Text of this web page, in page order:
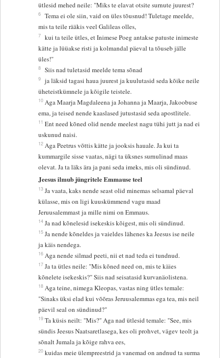
ütlesid mehed neile: "Miks te elavat otsite surnute juurest?
6 Tema ei ole siin, vaid on üles tõusnud! Tuletage meelde,
mis ta teile rääkis veel Galileas olles,
7 kui ta teile ütles, et Inimese Poeg antakse patuste inimeste
kätte ja lüüakse risti ja kolmandal päeval ta tõuseb jälle
üles!"
8 Siis nad tuletasid meelde tema sõnad
9 ja läksid tagasi haua juurest ja kuulutasid seda kõike neile
üheteistkümnele ja kõigile teistele.
10 Aga Maarja Magdaleena ja Johanna ja Maarja, Jakoobuse
ema, ja teised nende kaaslased jutustasid seda apostlitele.
11 Ent need kõned olid nende meelest nagu tühi jutt ja nad ei
uskunud naisi.
12 Aga Peetrus võttis kätte ja jooksis hauale. Ja kui ta
kummargile sisse vaatas, nägi ta üksnes surnulinad maas
olevat. Ja ta läks ära ja pani seda imeks, mis oli sündinud.
Jeesus ilmub jüngritele Emmause teel
13 Ja vaata, kaks nende seast olid minemas selsamal päeval
külasse, mis on ligi kuuskümmend vagu maad
Jeruusalemmast ja mille nimi on Emmaus.
14 Ja nad kõnelesid isekeskis kõigest, mis oli sündinud.
15 Ja nende kõneldes ja vaieldes lähenes ka Jeesus ise neile
ja käis nendega.
16 Aga nende silmad peeti, nii et nad teda ei tundnud.
17 Ja ta ütles neile: "Mis kõned need on, mis te käies
kõnelete isekeskis?" Siis nad seisatasid kurvanäolistena.
18 Aga teine, nimega Kleopas, vastas ning ütles temale:
"Sinaks üksi elad kui võõras Jeruusalemmas ega tea, mis neil
päevil seal on sündinud?"
19 Ta küsis neilt: "Mis?" Aga nad ütlesid temale: "See, mis
sündis Jeesus Naatsaretlasega, kes oli prohvet, vägev teolt ja
sõnalt Jumala ja kõige rahva ees,
20 kuidas meie ülempreestrid ja vanemad on andnud ta surma